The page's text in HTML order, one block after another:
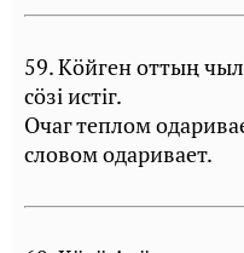
59. Кöйген оттың
сöзi истiг.
Очаг теплом
словом одаривает.